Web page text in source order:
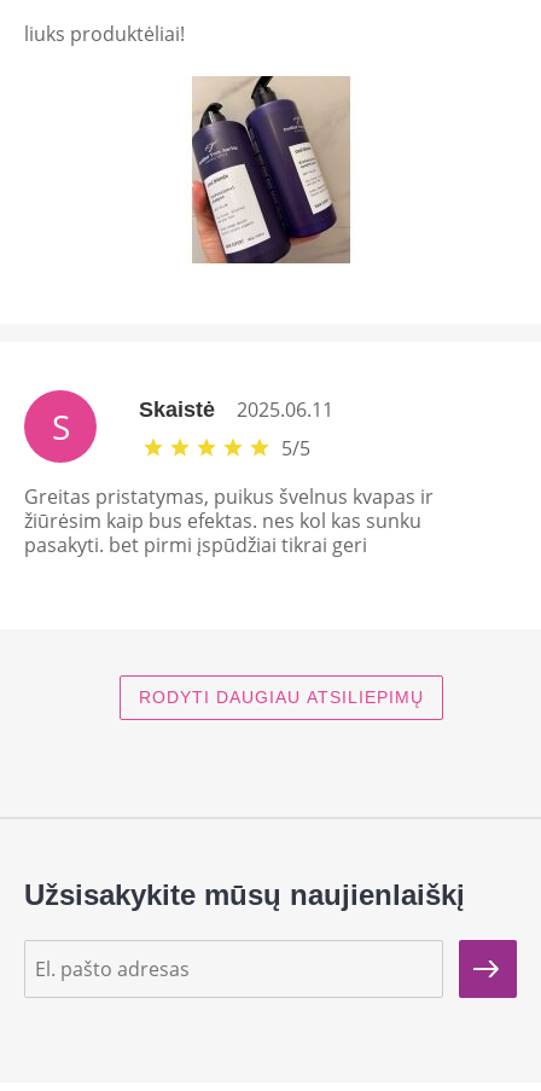
liuks produktėliai!
S Skaistė
2025.06.11
5/5
Greitas pristatymas, puikus švelnus kvapas ir
žiūrėsim kaip bus efektas. nes kol kas sunku
pasakyti. bet pirmi įspūdžiai tikrai geri
RODYTI DAUGIAU ATSILIEPIMŲ
Užsisakykite mūsų naujienlaiškį